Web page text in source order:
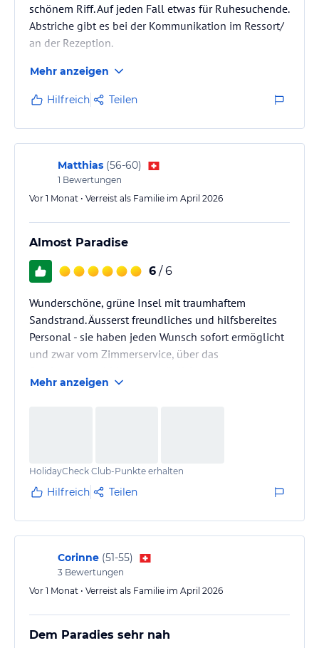
schönem Riff. Auf jeden Fall etwas für Ruhesuchende.
Abstriche gibt es bei der Kommunikation im Ressort/
an der Rezeption.
Mehr anzeigen
Hilfreich Teilen
Matthias (56-60)
1 Bewertungen
Vor 1 Monat • Verreist als Familie im April 2026
Almost Paradise
6 / 6
Wunderschöne, grüne Insel mit traumhaftem
Sandstrand. Äusserst freundliches und hilfsbereites
Personal - sie haben jeden Wunsch sofort ermöglicht
und zwar vom Zimmerservice, über das
Wunscherfüllerin Kiki.
12/10 Punkten!🥰 Da gehen wir ganz bestimmt
wieder hin!
Mehr anzeigen
HolidayCheck Club-Punkte erhalten
Hilfreich Teilen
Corinne (51-55)
3 Bewertungen
Vor 1 Monat • Verreist als Familie im April 2026
Dem Paradies sehr nah